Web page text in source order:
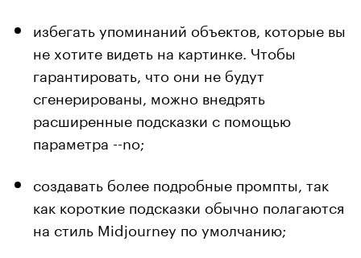
избегать упоминаний объектов, которые вы
не хотите видеть на картинке. Чтобы
гарантировать, что они не будут
сгенерированы, можно внедрять
расширенные подсказки с помощью
параметра --no;
создавать более подробные промпты, так
как короткие подсказки обычно полагаются
на стиль Midjourney по умолчанию;